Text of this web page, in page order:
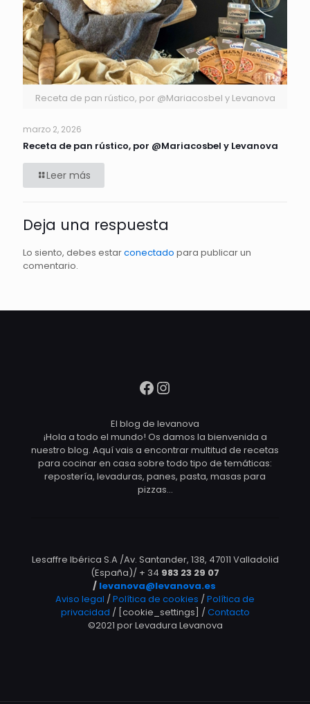
Receta de pan rústico, por @Mariacosbel y Levanova
marzo 2, 2026
Receta de pan rústico, por @Mariacosbel y Levanova
Leer más
Deja una respuesta
Lo siento, debes estarconectado para publicar un
comentario.
Facebook
Instagram
El blog de levanova
¡Hola a todo el mundo! Os damos la bienvenida a
nuestro blog. Aquí vais a encontrar multitud de recetas
para cocinar en casa sobre todo tipo de temáticas:
repostería, levaduras, panes, pasta, masas para
pizzas…
Lesaffre Ibérica S.A /Av. Santander, 138, 47011 Valladolid
(España)/ + 34 983 23 29 07
/ levanova@levanova.es
Aviso legal /Política de cookies /Política de
privacidad / [cookie_settings] /Contacto
©2021 por Levadura Levanova